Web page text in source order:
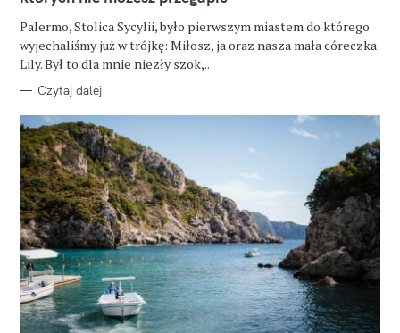
Palermo, Stolica Sycylii, było pierwszym miastem do którego
wyjechaliśmy już w trójkę: Miłosz, ja oraz nasza mała córeczka
Lily. Był to dla mnie niezły szok,..
Czytaj dalej